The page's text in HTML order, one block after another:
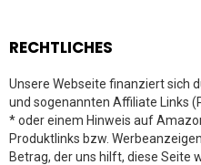
RECHTLICHES
Unsere Webseite finanziert sich
und sogenannten Affiliate Links
* oder einem Hinweis auf
Produktlinks bzw.
Betrag, der uns hilft, diese Seite